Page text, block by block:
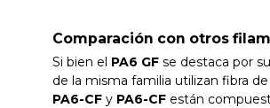
Comparación con otros
Si bien el PA6 GFse destaca por
de la misma familia utilizan fibra
PA6-CFy PA6-CFestán